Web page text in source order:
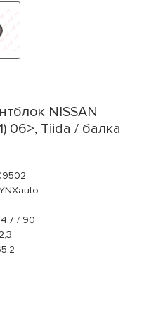
NISSAN
06>, Tiida / балка
/ 90